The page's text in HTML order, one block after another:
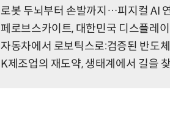
로봇 두뇌부터 손발까지…피지컬 AI
페로브스카이트, 대한민국 디스플레
자동차에서 로보틱스로:검증된 반도
K제조업의 재도약, 생태계에서 길을